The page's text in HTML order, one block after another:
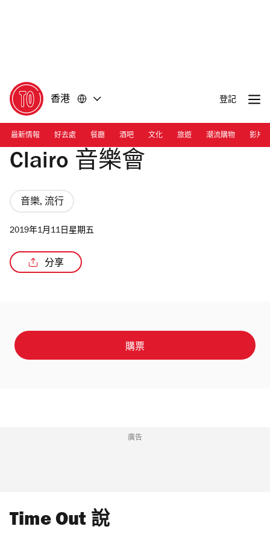
香港 登記
最新情報 好去處 餐廳 酒吧 文化 旅遊 潮流購物 影片
Clairo 音樂會
音樂, 流行
2019年1月11日星期五
分享
購票
廣告
Time Out 說